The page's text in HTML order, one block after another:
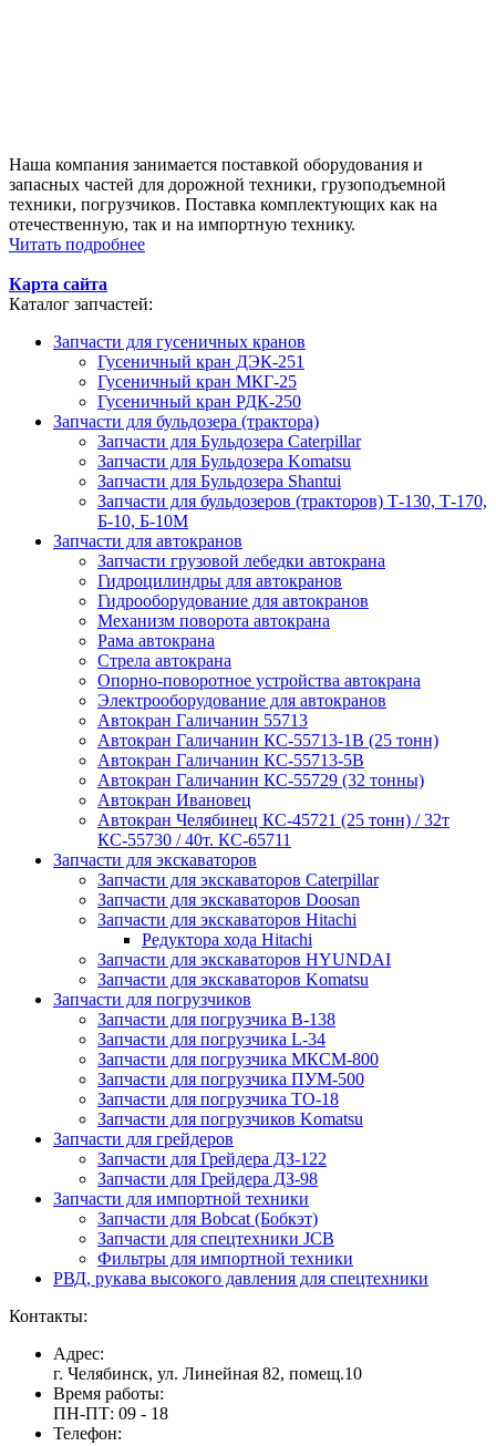
Наша компания занимается поставкой оборудования и
запасных частей для дорожной техники, грузоподъемной
техники, погрузчиков. Поставка комплектующих как на
отечественную, так и на импортную технику.
Читать подробнее
Карта сайта
Каталог запчастей:
Запчасти для гусеничных кранов
Гусеничный кран ДЭК-251
Гусеничный кран МКГ-25
Гусеничный кран РДК-250
Запчасти для бульдозера (трактора)
Запчасти для Бульдозера Caterpillar
Запчасти для Бульдозера Komatsu
Запчасти для Бульдозера Shantui
Запчасти для бульдозеров (тракторов) Т-130, Т-170,
Б-10, Б-10М
Запчасти для автокранов
Запчасти грузовой лебедки автокрана
Гидроцилиндры для автокранов
Гидрооборудование для автокранов
Механизм поворота автокрана
Рама автокрана
Стрела автокрана
Опорно-поворотное устройства автокрана
Электрооборудование для автокранов
Автокран Галичанин 55713
Автокран Галичанин КС-55713-1В (25 тонн)
Автокран Галичанин КС-55713-5В
Автокран Галичанин КС-55729 (32 тонны)
Автокран Ивановец
Автокран Челябинец КС-45721 (25 тонн) / 32т
КС-55730 / 40т. КС-65711
Запчасти для экскаваторов
Запчасти для экскаваторов Caterpillar
Запчасти для экскаваторов Doosan
Запчасти для экскаваторов Hitachi
Редуктора хода Hitachi
Запчасти для экскаваторов HYUNDAI
Запчасти для экскаваторов Komatsu
Запчасти для погрузчиков
Запчасти для погрузчика B-138
Запчасти для погрузчика L-34
Запчасти для погрузчика МКСМ-800
Запчасти для погрузчика ПУМ-500
Запчасти для погрузчика ТО-18
Запчасти для погрузчиков Komatsu
Запчасти для грейдеров
Запчасти для Грейдера ДЗ-122
Запчасти для Грейдера ДЗ-98
Запчасти для импортной техники
Запчасти для Bobcat (Бобкэт)
Запчасти для спецтехники JCB
Фильтры для импортной техники
РВД, рукава высокого давления для спецтехники
Контакты:
Адрес:
г. Челябинск, ул. Линейная 82, помещ.10
Время работы:
ПН-ПТ: 09 - 18
Телефон: